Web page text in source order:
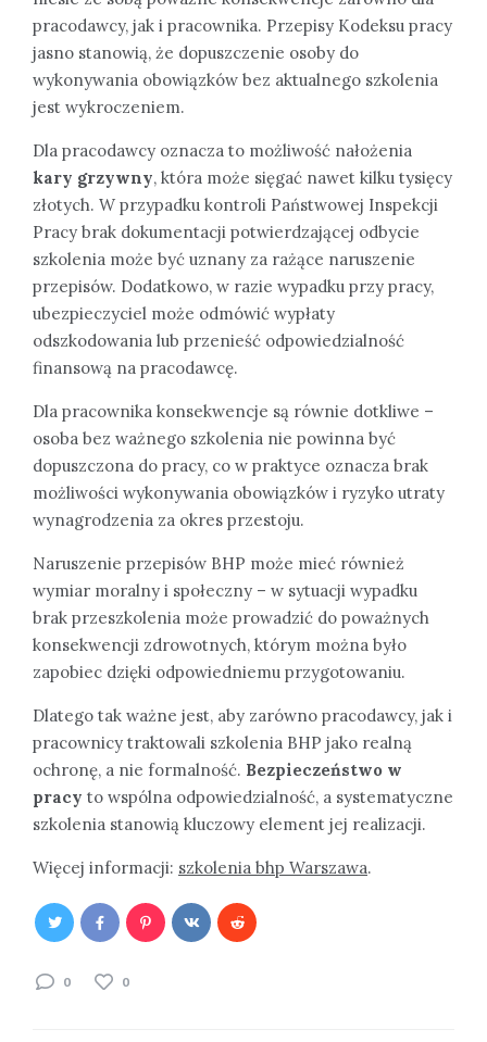
pracodawcy, jak i pracownika. Przepisy Kodeksu pracy
jasno stanowią, że dopuszczenie osoby do
wykonywania obowiązków bez aktualnego szkolenia
jest wykroczeniem.
Dla pracodawcy oznacza to możliwość nałożenia
kary grzywny, która może sięgać nawet kilku tysięcy
złotych. W przypadku kontroli Państwowej Inspekcji
Pracy brak dokumentacji potwierdzającej odbycie
szkolenia może być uznany za rażące naruszenie
przepisów. Dodatkowo, w razie wypadku przy pracy,
ubezpieczyciel może odmówić wypłaty
odszkodowania lub przenieść odpowiedzialność
finansową na pracodawcę.
Dla pracownika konsekwencje są równie dotkliwe –
osoba bez ważnego szkolenia nie powinna być
dopuszczona do pracy, co w praktyce oznacza brak
możliwości wykonywania obowiązków i ryzyko utraty
wynagrodzenia za okres przestoju.
Naruszenie przepisów BHP może mieć również
wymiar moralny i społeczny – w sytuacji wypadku
brak przeszkolenia może prowadzić do poważnych
konsekwencji zdrowotnych, którym można było
zapobiec dzięki odpowiedniemu przygotowaniu.
Dlatego tak ważne jest, aby zarówno pracodawcy, jak i
pracownicy traktowali szkolenia BHP jako realną
ochronę, a nie formalność. Bezpieczeństwo w
pracy to wspólna odpowiedzialność, a systematyczne
szkolenia stanowią kluczowy element jej realizacji.
Więcej informacji: szkolenia bhp Warszawa.
0 0